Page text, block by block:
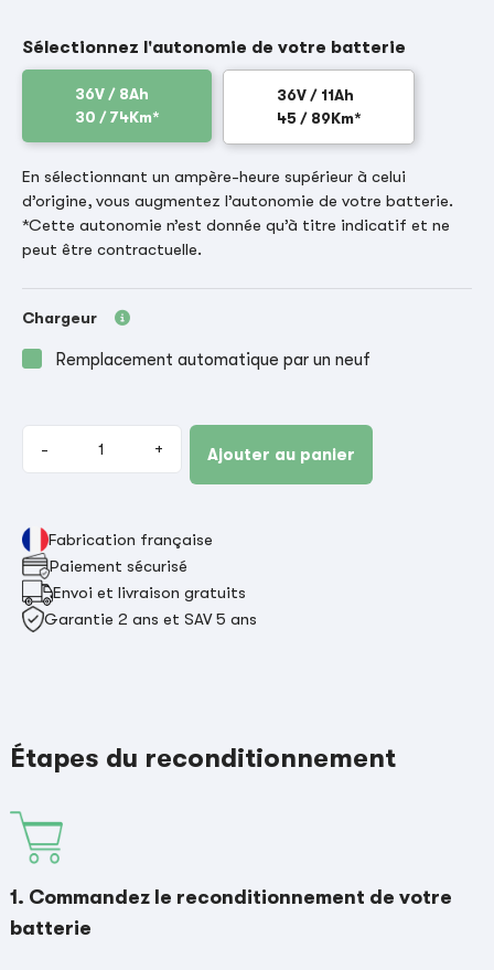
Sélectionnez l'autonomie de votre batterie
36V / 8Ah
30 / 74Km*
36V / 11Ah
45 / 89Km*
En sélectionnant un ampère-heure supérieur à celui
d’origine, vous augmentez l’autonomie de votre batterie.
*Cette autonomie n’est donnée qu’à titre indicatif et ne
peut être contractuelle.
Chargeur
Remplacement automatique par un neuf
- + Ajouter au panier
Fabrication française
Paiement sécurisé
Envoi et livraison gratuits
Garantie 2 ans et SAV 5 ans
Étapes du reconditionnement
1. Commandez le reconditionnement de votre
batterie